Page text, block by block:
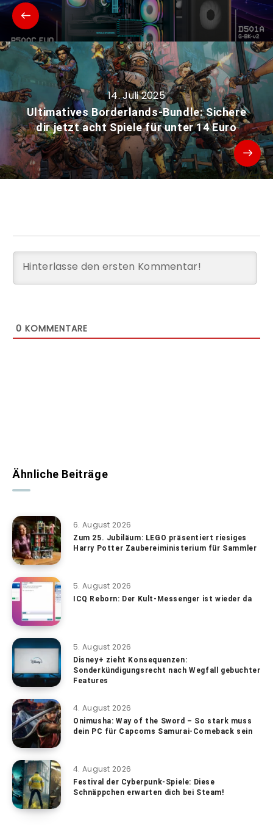
14. Juli 2025
Ultimatives Borderlands-Bundle: Sichere
dir jetzt acht Spiele für unter 14 Euro
0 KOMMENTARE
Ähnliche Beiträge
6. August 2026
Zum 25. Jubiläum: LEGO präsentiert riesiges
Harry Potter Zaubereiministerium für Sammler
5. August 2026
ICQ Reborn: Der Kult-Messenger ist wieder da
5. August 2026
Disney+ zieht Konsequenzen:
Sonderkündigungsrecht nach Wegfall gebuchter
Features
4. August 2026
Onimusha: Way of the Sword – So stark muss
dein PC für Capcoms Samurai-Comeback sein
4. August 2026
Festival der Cyberpunk-Spiele: Diese
Schnäppchen erwarten dich bei Steam!